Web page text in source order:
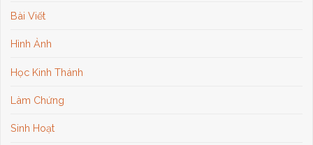
Bài Viết
Hình Ảnh
Học Kinh Thánh
Làm Chứng
Sinh Hoạt